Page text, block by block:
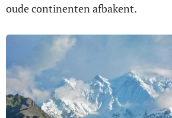
oude continenten afbakent.